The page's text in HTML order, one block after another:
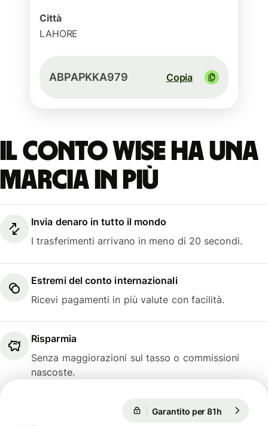
Città
LAHORE
ABPAPKKA979 Copia
Il conto Wise ha una
marcia in più
Invia denaro in tutto il mondo
I trasferimenti arrivano in meno di 20 secondi.
Estremi del conto internazionali
Ricevi pagamenti in più valute con facilità.
Risparmia
Senza maggiorazioni sul tasso o commissioni
nascoste.
Garantito per 81h